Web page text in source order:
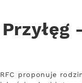
Przyłęg
RFC proponuje